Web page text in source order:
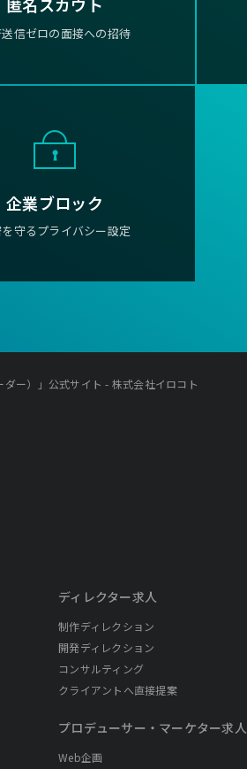
信ゼロの面接への招待
企業ブロック
守るプライバシー設定
ダー）」公式サイト - 株式会社イロコト
ディレクター求人
制作ディレクション
開発ディレクション
コンサルティング
クライアントへ直接提案
プロデューサー・ マーケター求人
Web企画